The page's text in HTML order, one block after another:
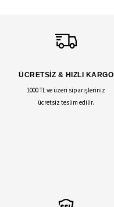
ÜCRETSİZ & HIZLI KARGO
1000 TL ve üzeri siparişleriniz
ücretsiz teslim edilir.